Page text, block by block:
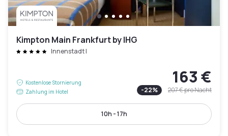
Kimpton Main Frankfurt by IHG
Innenstadt I
Kostenlose Stornierung
Zahlung im Hotel
163 €
-22% 207 €pro Nacht
10h - 17h